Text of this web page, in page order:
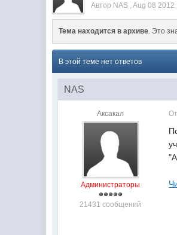
Автор NAS ,Aug 08 2012
Тема находится в архиве. Это
В этой теме нет ответов
NAS
Аксакал
Администраторы
21431 сообщений